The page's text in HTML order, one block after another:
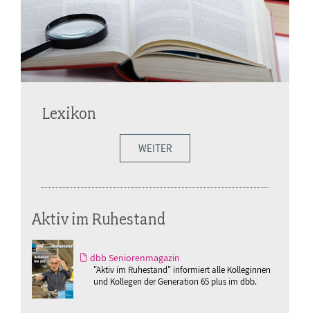
Lexikon
WEITER
Aktiv im Ruhestand
dbb Seniorenmagazin
"Aktiv im Ruhestand" informiert alle Kolleginnen
und Kollegen der Generation 65 plus im dbb.